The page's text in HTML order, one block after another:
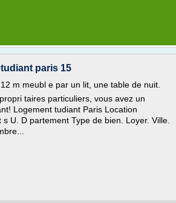
paris 15
m meubl e par un lit, une table de nuit.
taires particuliers, vous avez un
Logement tudiant Paris Location
U. D partement Type de bien. Loyer. Ville.